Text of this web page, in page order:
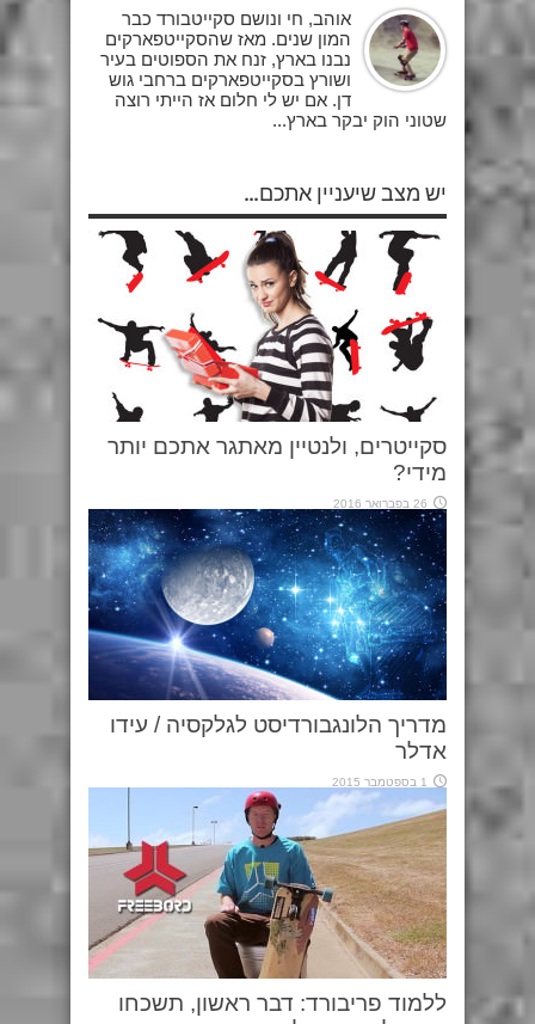
אוהב, חי ונושם סקייטבורד כבר
המון שנים. מאז שהסקייטפארקים
נבנו בארץ, זנח את הספוטים בעיר
ושורץ בסקייטפארקים ברחבי גוש
דן. אם יש לי חלום אז הייתי רוצה
שטוני הוק יבקר בארץ...
יש מצב שיעניין אתכם...
סקייטרים, ולנטיין מאתגר אתכם יותר
מידי?
26 בפברואר 2016
מדריך הלונגבורדיסט לגלקסיה / עידו
אדלר
1 בספטמבר 2015
ללמוד פריבורד: דבר ראשון, תשכחו